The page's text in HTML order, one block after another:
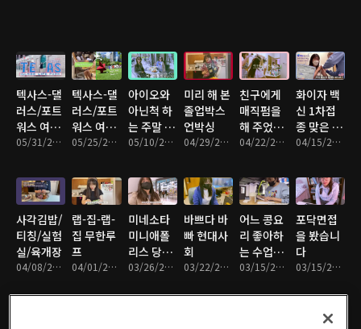
텍사스-댈
러스/포트
워스 여행
(2)
05/31/2021 • 17분
텍사스-댈
러스/포트
워스 여행
(1)
05/25/2021 • 17분
아이오와
아닌척 하
는 주말 바
이브
05/10/2021 • 6분
미리 해 본
졸업박스
언박싱
04/29/2021 • 18분
친구에게
매직펌을
해 주었습
니다
04/22/2021 • 18분
화이자 백
신 1차접
종 맞은 후
기
04/15/2021 • 14분
사각김밥/
티칭/실험
실/육개장
04/08/2021 • 21분
랩-집-랩-
집 무한루
프
04/01/2021 • 17분
미네소타
미니애폴
리스 당일
치기 여행
03/26/2021 • 18분
바쁘다 바
빠 현대사
회
03/22/2021 • 17분
어느 콩요
리 좋아하
는 수업조
교의 하루
03/15/2021 • 8분
포닥면접
을 봤습니
다
03/15/2021 • 20분